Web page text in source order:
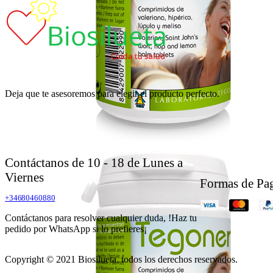
Deja que te asesoremos para elegir el producto perfecto.
Contáctanos de 10 - 18 de Lunes a
Viernes
+34680460880
Contáctanos para resolver cualquier duda, !Haz tu
pedido por WhatsApp si lo prefieres¡
Formas de
Copyright © 2021 Biosilueta, todos los derechos reservados.